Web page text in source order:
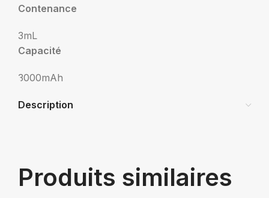
Contenance
3mL
Capacité
3000mAh
Description
Produits similaires